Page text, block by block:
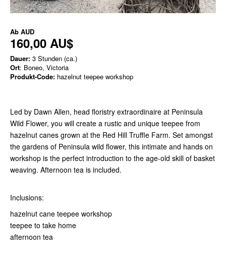
Ab AUD
160,00 AU$
Dauer: 3 Stunden (ca.)
Ort: Boneo, Victoria
Produkt-Code: hazelnut teepee workshop
Led by Dawn Allen, head floristry extraordinaire at Peninsula
Wild Flower, you will create a rustic and unique teepee from
hazelnut canes grown at the Red Hill Truffle Farm. Set amongst
the gardens of Peninsula wild flower, this intimate and hands on
workshop is the perfect introduction to the age-old skill of basket
weaving. Afternoon tea is included.
Inclusions:
hazelnut cane teepee workshop
teepee to take home
afternoon tea